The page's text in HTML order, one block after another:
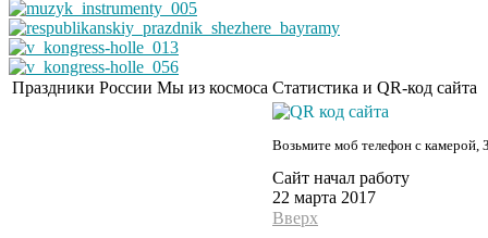
Праздники России Мы из космоса Статистика и QR-код сайта
Возьмите моб телефон с камерой,
Сайт начал работу
22 марта 2017
Вверх